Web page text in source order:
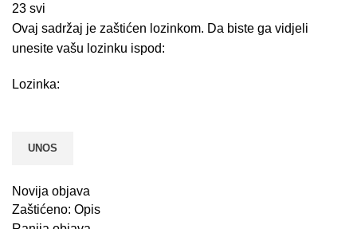
23 svi
Ovaj sadržaj je zaštićen lozinkom. Da biste ga vidjeli
unesite vašu lozinku ispod:
Lozinka:
Novija objava
Zaštićeno: Opis